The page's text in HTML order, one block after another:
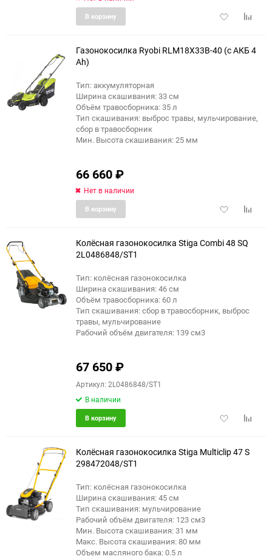
Добавить
В корзину
Газонокосилка Ryobi RLM18X33B-40 (с АКБ 4
Ah)
Тип: аккумуляторная
Ширина скашивания: 33 см
Объём травосборника: 35 л
Тип скашивания: выброс травы, мульчирование,
сбор в травосборник
Мин. Высота скашивания: 25 мм
66 660₽
Нет в наличии
Добавить
В корзину
еще 6 фото
Колёсная газонокосилка Stiga Combi 48 SQ
2L0486848/ST1
Тип: колёсная газонокосилка
Ширина скашивания: 46 см
Объём травосборника: 60 л
Тип скашивания: сбор в травосборник, выброс
травы, мульчирование
Рабочий объём двигателя: 139 см3
67 650₽
Артикул: 2L0486848/ST1
В наличии
Добавить
В корзину
Колёсная газонокосилка Stiga Multiclip 47 S
298472048/ST1
Тип: колёсная газонокосилка
Ширина скашивания: 45 см
Тип скашивания: мульчирование
Рабочий объём двигателя: 123 см3
Мин. Высота скашивания: 31 мм
Макс. Высота скашивания: 80 мм
Объем масляного бака: 0.5 л